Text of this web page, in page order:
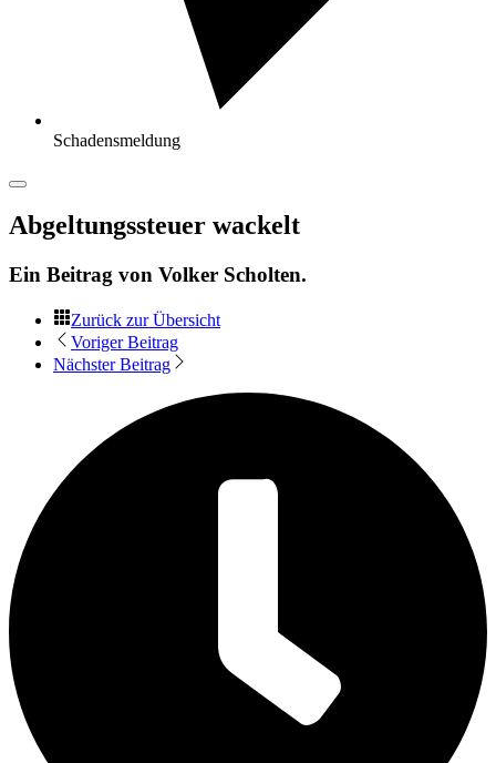
Schadensmeldung
Abgeltungssteuer wackelt
Ein Beitrag von Volker Scholten.
Zurück zur Übersicht
Voriger Beitrag
Nächster Beitrag